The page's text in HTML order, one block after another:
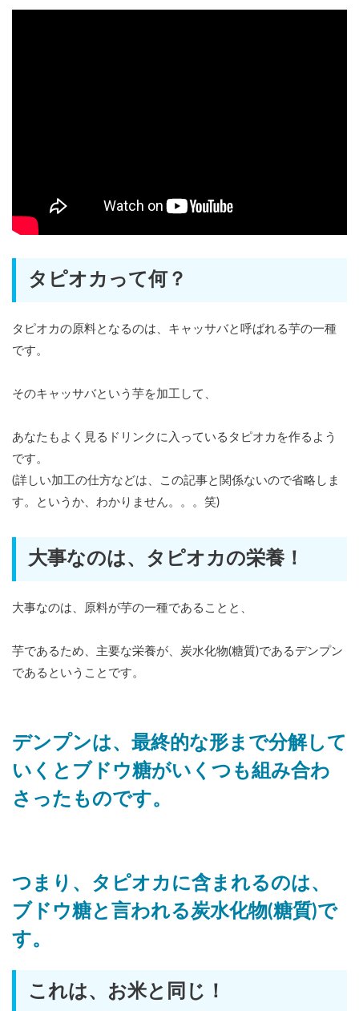
タピオカって何？
タピオカの原料となるのは、キャッサバと呼ばれる芋の一種
です。
そのキャッサバという芋を加工して、
あなたもよく見るドリンクに入っているタピオカを作るよう
です。
(詳しい加工の仕方などは、この記事と関係ないので省略しま
す。というか、わかりません。。。笑)
大事なのは、タピオカの栄養！
大事なのは、原料が芋の一種であることと、
芋であるため、主要な栄養が、炭水化物(糖質)であるデンプン
であるということです。
デンプンは、最終的な形まで分解して
いくとブドウ糖がいくつも組み合わ
さったものです。
つまり、タピオカに含まれるのは、
ブドウ糖と言われる炭水化物(糖質)で
す。
これは、お米と同じ！